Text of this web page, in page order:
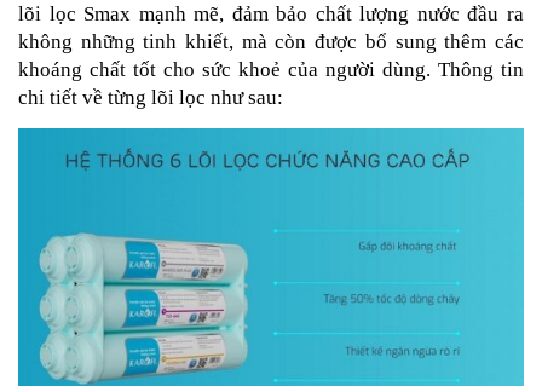
lõi lọc Smax mạnh mẽ, đảm bảo chất lượng nước đầu ra
không những tinh khiết, mà còn được bổ sung thêm các
khoáng chất tốt cho sức khoẻ của người dùng. Thông tin
chi tiết về từng lõi lọc như sau: